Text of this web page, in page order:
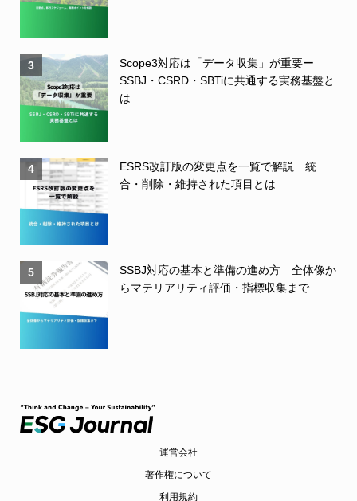
3
Scope3対応は「データ収集」が重要ー
SSBJ・CSRD・SBTiに共通する実務基盤と
は
4
ESRS改訂版の変更点を一覧で解説 統
合・削除・維持された項目とは
5
SSBJ対応の基本と準備の進め方 全体像か
らマテリアリティ評価・指標収集まで
運営会社
著作権について
利用規約